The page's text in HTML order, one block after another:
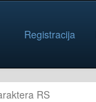
Registracija
RS